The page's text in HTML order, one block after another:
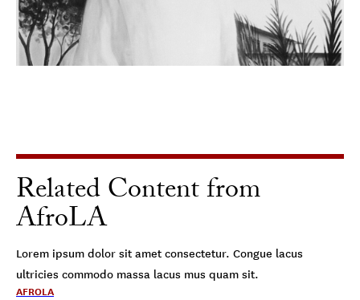
Related Content from
AfroLA
Lorem ipsum dolor sit amet consectetur. Congue lacus
ultricies commodo massa lacus mus quam sit.
AFROLA